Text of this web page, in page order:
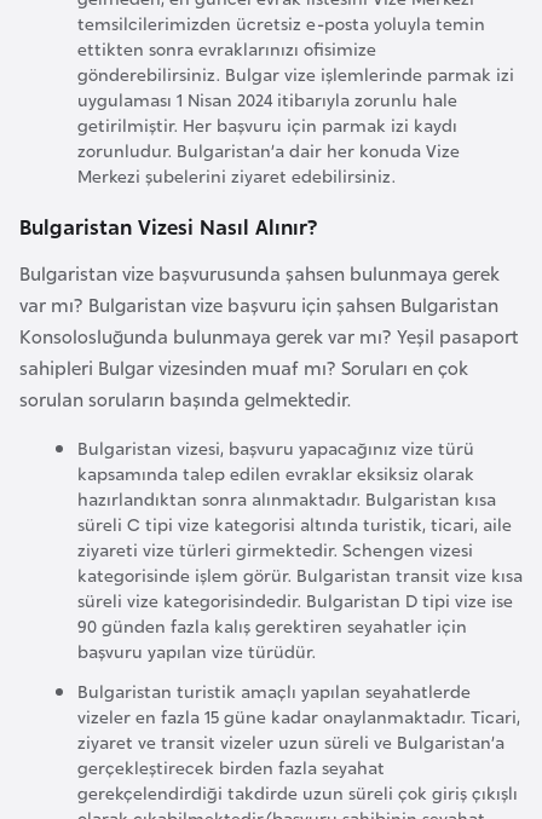
temsilcilerimizden ücretsiz e-posta yoluyla temin
ettikten sonra evraklarınızı ofisimize
gönderebilirsiniz. Bulgar vize işlemlerinde parmak izi
uygulaması 1 Nisan 2024 itibarıyla zorunlu hale
getirilmiştir. Her başvuru için parmak izi kaydı
zorunludur. Bulgaristan’a dair her konuda Vize
Merkezi şubelerini ziyaret edebilirsiniz.
Bulgaristan Vizesi Nasıl Alınır?
Bulgaristan vize başvurusunda şahsen bulunmaya gerek
var mı? Bulgaristan vize başvuru için şahsen Bulgaristan
Konsolosluğunda bulunmaya gerek var mı? Yeşil pasaport
sahipleri Bulgar vizesinden muaf mı? Soruları en çok
sorulan soruların başında gelmektedir.
Bulgaristan vizesi, başvuru yapacağınız vize türü
kapsamında talep edilen evraklar eksiksiz olarak
hazırlandıktan sonra alınmaktadır. Bulgaristan kısa
süreli C tipi vize kategorisi altında turistik, ticari, aile
ziyareti vize türleri girmektedir. Schengen vizesi
kategorisinde işlem görür. Bulgaristan transit vize kısa
süreli vize kategorisindedir. Bulgaristan D tipi vize ise
90 günden fazla kalış gerektiren seyahatler için
başvuru yapılan vize türüdür.
Bulgaristan turistik amaçlı yapılan seyahatlerde
vizeler en fazla 15 güne kadar onaylanmaktadır. Ticari,
ziyaret ve transit vizeler uzun süreli ve Bulgaristan’a
gerçekleştirecek birden fazla seyahat
gerekçelendirdiği takdirde uzun süreli çok giriş çıkışlı
a
d
Ç
e
k
C